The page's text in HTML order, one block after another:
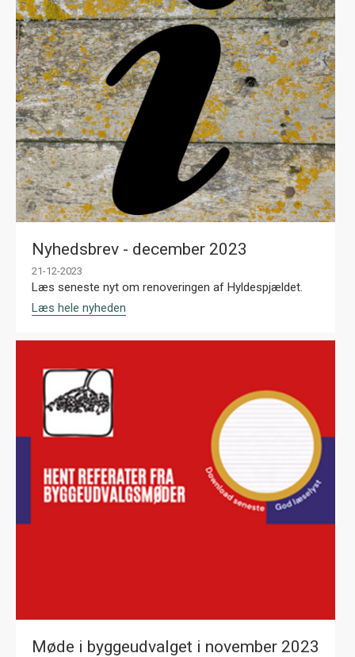
Nyhedsbrev - december 2023
21-12-2023
Læs seneste nyt om renoveringen af Hyldespjældet.
Læs hele nyheden
Møde i byggeudvalget i november 2023